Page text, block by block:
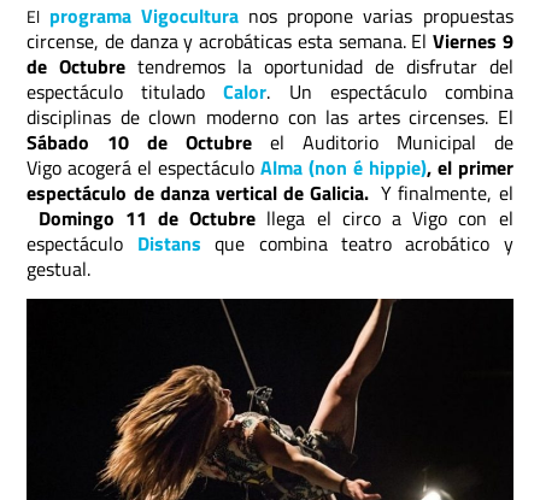
El programa Vigoculturanos propone varias propuestas
circense, de danza y acrobáticas esta semana. El Viernes 9
de Octubre tendremos la oportunidad de disfrutar del
espectáculo tituladoCalor. Un espectáculo combina
disciplinas de clown moderno con las artes circenses. El
Sábado
10 de Octubre el Auditorio Municipal de
Vigo acogerá el espectáculoAlma (non é hippie), el primer
espectáculo de danza vertical de Galicia. Y finalmente, el
Domingo 11 de Octubre llega el circo a Vigo con el
espectáculo Distans que combina teatro acrobático y
gestual.